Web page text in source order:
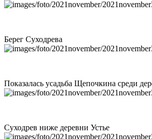
Берег Суходрева
Показалась усадьба Щепочкина среди
Суходрев ниже деревни Устье